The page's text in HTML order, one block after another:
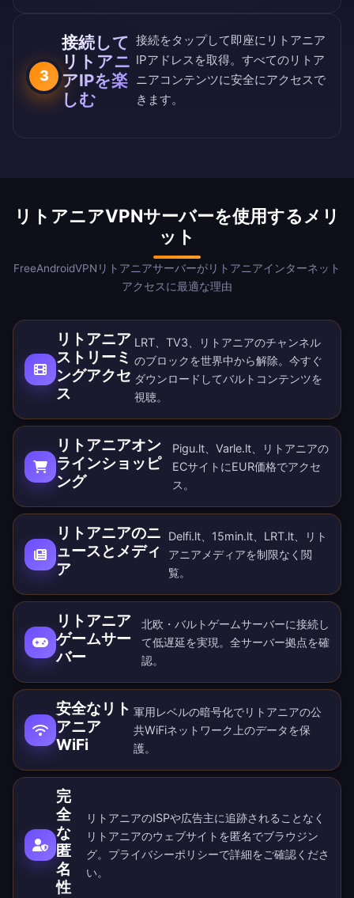
3
接続して
リトアニ
アIPを楽
しむ
接続をタップして即座にリトアニア
IPアドレスを取得。すべてのリトア
ニアコンテンツに安全にアクセスで
きます。
リトアニアVPNサーバーを使用するメリ
ット
FreeAndroidVPNリトアニアサーバーがリトアニアインターネット
アクセスに最適な理由
リトアニア
ストリーミ
ングアクセ
ス
LRT、TV3、リトアニアのチャンネル
のブロックを世界中から解除。今すぐ
ダウンロード してバルトコンテンツを
視聴。
リトアニアオン
ラインショッピ
ング
Pigu.lt、Varle.lt、リトアニアの
ECサイトにEUR価格でアクセ
ス。
リトアニアのニ
ュースとメディ
ア
Delfi.lt、15min.lt、LRT.lt、リト
アニアメディアを制限なく閲
覧。
リトアニア
ゲームサー
バー
北欧・バルトゲームサーバーに接続し
て低遅延を実現。 全サーバー拠点を確
認。
安全なリト
アニア
WiFi
軍用レベルの暗号化でリトアニアの公
共WiFiネットワーク上のデータを保
護。
完
全
な
匿
名
性
リトアニアのISPや広告主に追跡されることなく
リトアニアのウェブサイトを匿名でブラウジン
グ。 プライバシーポリシーで詳細をご確認くださ
い。